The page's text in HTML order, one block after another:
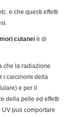
e che questi effetti
cutanei è di
che la radiazione
i carcinomi della
e per il
della pelle ed effetti
può comportare